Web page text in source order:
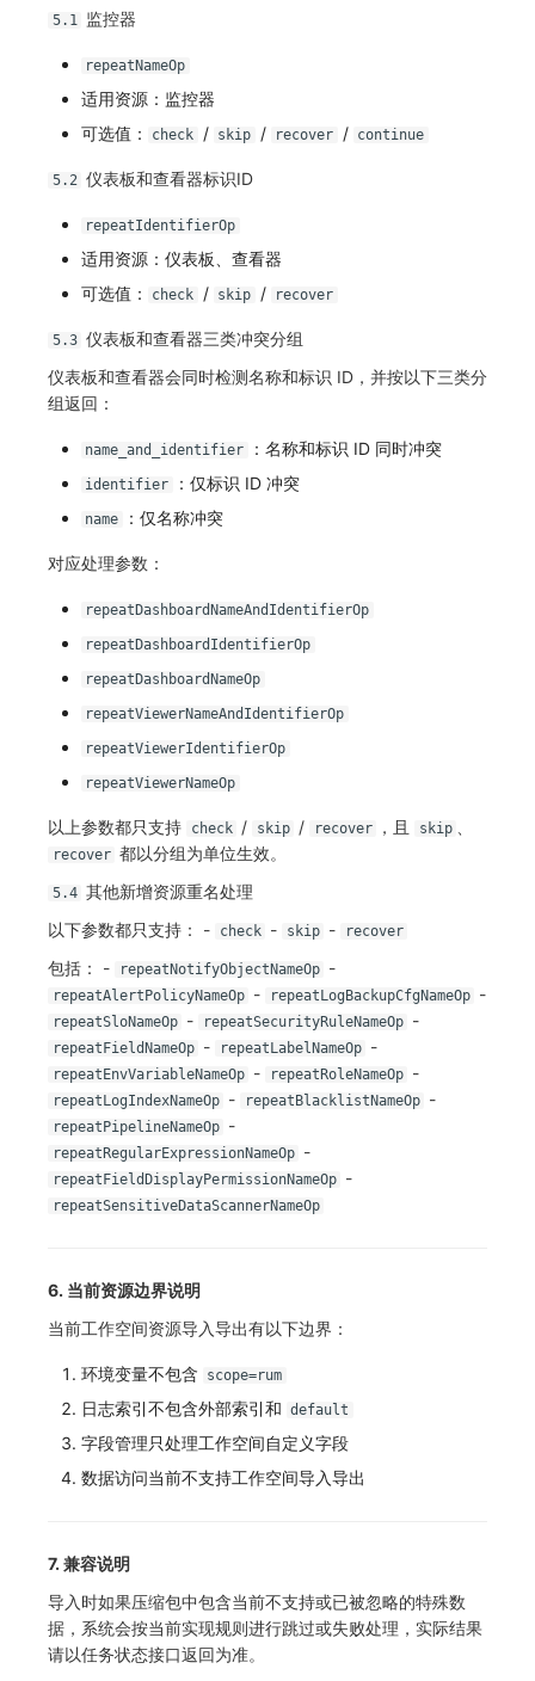
5.1 监控器
repeatNameOp
适用资源：监控器
可选值：
check / skip / recover / continue
5.2 仪表板和查看器标识ID
repeatIdentifierOp
适用资源：仪表板、查看器
可选值：
check / skip / recover
5.3 仪表板和查看器三类冲突分组
仪表板和查看器会同时检测名称和标识 ID，并按以下三类分
组返回：
name_and_identifier ：名称和标识 ID 同时冲突
identifier ：仅标识 ID 冲突
name ：仅名称冲突
对应处理参数：
repeatDashboardNameAndIdentifierOp
repeatDashboardIdentifierOp
repeatDashboardNameOp
repeatViewerNameAndIdentifierOp
repeatViewerIdentifierOp
repeatViewerNameOp
以上参数都只支持 check / skip / recover ，且 skip
recover 都以分组为单位生效。
5.4 其他新增资源重名处理
以下参数都只支持： -
check - skip - recover
包括： - repeatNotifyObjectNameOp -
repeatAlertPolicyNameOp - repeatLogBackupCfgNameOp -
repeatSloNameOp - repeatSecurityRuleNameOp -
repeatFieldNameOp - repeatLabelNameOp -
repeatEnvVariableNameOp - repeatRoleNameOp -
repeatLogIndexNameOp - repeatBlacklistNameOp -
repeatPipelineNameOp -
repeatRegularExpressionNameOp -
repeatFieldDisplayPermissionNameOp -
repeatSensitiveDataScannerNameOp
6. 当前资源边界说明
当前工作空间资源导入导出有以下边界：
环境变量不包含 scope=rum
日志索引不包含外部索引和 default
字段管理只处理工作空间自定义字段
数据访问当前不支持工作空间导入导出
7. 兼容说明
导入时如果压缩包中包含当前不支持或已被忽略的特殊数
据，系统会按当前实现规则进行跳过或失败处理，实际结果
请以任务状态接口返回为准。